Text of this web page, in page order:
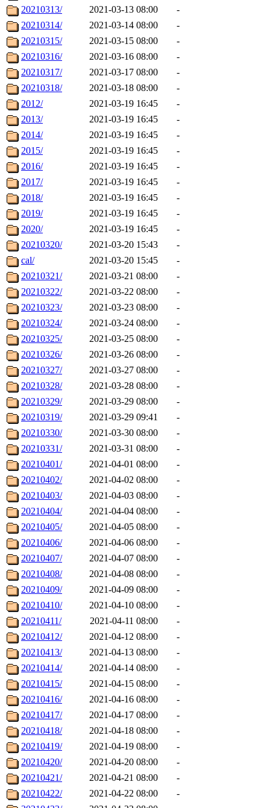
20210313/
2021-03-13 08:00
-
20210314/
2021-03-14 08:00
-
20210315/
2021-03-15 08:00
-
20210316/
2021-03-16 08:00
-
20210317/
2021-03-17 08:00
-
20210318/
2021-03-18 08:00
-
2012/
2021-03-19 16:45
-
2013/
2021-03-19 16:45
-
2014/
2021-03-19 16:45
-
2015/
2021-03-19 16:45
-
2016/
2021-03-19 16:45
-
2017/
2021-03-19 16:45
-
2018/
2021-03-19 16:45
-
2019/
2021-03-19 16:45
-
2020/
2021-03-19 16:45
-
20210320/
2021-03-20 15:43
-
cal/
2021-03-20 15:45
-
20210321/
2021-03-21 08:00
-
20210322/
2021-03-22 08:00
-
20210323/
2021-03-23 08:00
-
20210324/
2021-03-24 08:00
-
20210325/
2021-03-25 08:00
-
20210326/
2021-03-26 08:00
-
20210327/
2021-03-27 08:00
-
20210328/
2021-03-28 08:00
-
20210329/
2021-03-29 08:00
-
20210319/
2021-03-29 09:41
-
20210330/
2021-03-30 08:00
-
20210331/
2021-03-31 08:00
-
20210401/
2021-04-01 08:00
-
20210402/
2021-04-02 08:00
-
20210403/
2021-04-03 08:00
-
20210404/
2021-04-04 08:00
-
20210405/
2021-04-05 08:00
-
20210406/
2021-04-06 08:00
-
20210407/
2021-04-07 08:00
-
20210408/
2021-04-08 08:00
-
20210409/
2021-04-09 08:00
-
20210410/
2021-04-10 08:00
-
20210411/
2021-04-11 08:00
-
20210412/
2021-04-12 08:00
-
20210413/
2021-04-13 08:00
-
20210414/
2021-04-14 08:00
-
20210415/
2021-04-15 08:00
-
20210416/
2021-04-16 08:00
-
20210417/
2021-04-17 08:00
-
20210418/
2021-04-18 08:00
-
20210419/
2021-04-19 08:00
-
20210420/
2021-04-20 08:00
-
20210421/
2021-04-21 08:00
-
20210422/
2021-04-22 08:00
-